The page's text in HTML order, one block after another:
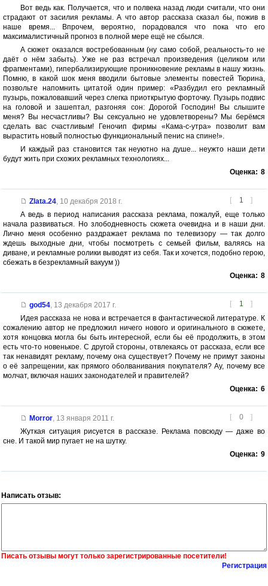
Вот ведь как. Получается, что и полвека назад люди считали, что они
страдают от засилия рекламы. А что автор рассказа сказал бы, пожив в
наше время... Впрочем, вероятно, порадовался что пока что его
максималистичный прогноз в полной мере ещё не сбылся.
А сюжет оказался востребованным (ну само собой, реальность-то не
даёт о нём забыть). Уже не раз встречал произведения (целиком или
фрагментами), гипербализирующие проникновение рекламы в нашу жизнь.
Помню, в какой шок меня вводили бытовые элементы повестей Тюрина,
позвольте напомнить цитатой один пример: «Разбудил его рекламный
пузырь, пожаловавший через слегка приоткрытую форточку. Пузырь подвис
на головой и зашептал, разгоняя сон: Дорогой Господин! Вы слышите
меня? Вы несчастливы? Вы сексуально не удовлетворены? Мы берёмся
сделать вас счастливым! Геночип фирмы «Кама-с-утра» позволит вам
вырастить новый полностью функциональный пенис на спине!».
И каждый раз становится так неуютно на душе... неужто наши дети
будут жить при схожих рекламных технологиях...
Оценка: 8
[ 1 ]
Zlata.24, 10 декабря 2018 г.
А ведь в период написания рассказа реклама, пожалуй, еще только
начала развиваться. Но злободневность сюжета очевидна и в наши дни.
Лично меня особенно раздражает реклама по телевизору — так долго
ждешь выходные дни, чтобы посмотреть с семьей фильм, валяясь на
диване, и рекламные ролики выводят из себя. Так и хочется, подобно герою,
сбежать в безрекламный вакуум ))
Оценка: 8
[ 1 ]
god54, 13 декабря 2017 г.
Идея рассказа не нова и встречается в фантастической литературе. К
сожалению автор не предложил ничего нового и оригинального в сюжете,
хотя концовка могла бы быть интересной, если бы её продолжить, в этом
есть что-то новенькое. С другой стороны, отвлекаясь от рассказа, если все
так ненавидят рекламу, почему она существует? Почему не примут законы
о её запрещении, как прямого оболванивания покупателя? Ау, почему все
молчат, включая наших законодателей и правителей?
Оценка: 6
[ 0 ]
Morror, 13 января 2011 г.
Жуткая ситуация рисуется в рассказе. Реклама повсюду — даже во
сне. И такой мир пугает не на шутку.
Оценка: 9
Написать отзыв:
Писать отзывы могут только зарегистрированные посетители!
Регистрация